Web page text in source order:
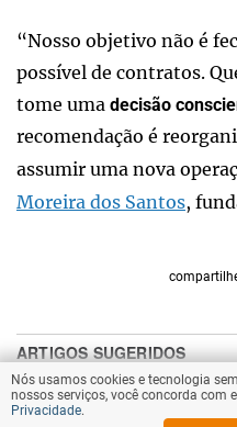
“Nosso objetivo não é
possível de contratos.
tome uma decisão
recomendação é
assumir uma nova
Moreira dos Santos,
Nós usamos cookies e tecnologia
nossos serviços, você concorda com
Privacidade.